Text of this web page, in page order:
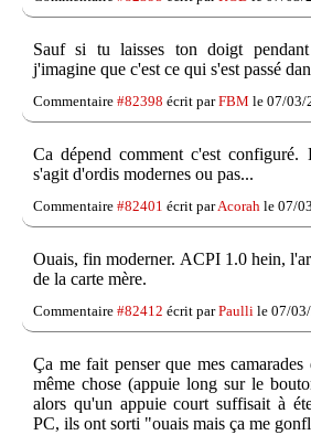
Sauf si tu laisses ton doigt pendant
j'imagine que c'est ce qui s'est passé
Commentaire #82398 écrit parFBM le 07/03/
Ca dépend comment c'est
s'agit d'ordis modernes ou pas...
Commentaire #82401 écrit parAcorah le 07/
Ouais, fin moderner. ACPI 1.0 hein,
de la carte mère.
Commentaire #82412 écrit parPaulli le 07/
Ça me fait penser que mes camarades
même chose (appuie long sur le
alors qu'un appuie court suffisait à
PC, ils ont sorti "ouais mais ça me